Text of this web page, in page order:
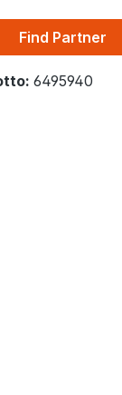
Find Partner
6495940